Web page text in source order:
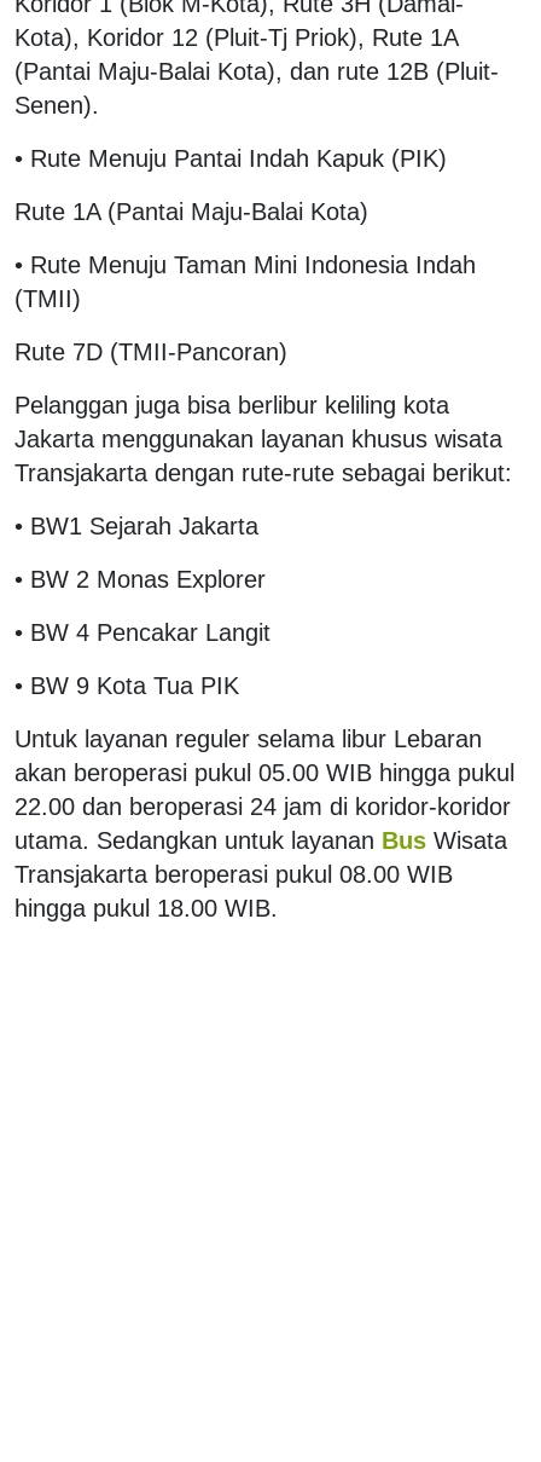
Kota), Koridor 12 (Pluit-Tj Priok), Rute 1A
(Pantai Maju-Balai Kota), dan rute 12B (Pluit-
Senen).
• Rute Menuju Pantai Indah Kapuk (PIK)
Rute 1A (Pantai Maju-Balai Kota)
• Rute Menuju Taman Mini Indonesia Indah
(TMII)
Rute 7D (TMII-Pancoran)
Pelanggan juga bisa berlibur keliling kota
Jakarta menggunakan layanan khusus wisata
Transjakarta dengan rute-rute sebagai berikut:
• BW1 Sejarah Jakarta
• BW 2 Monas Explorer
• BW 4 Pencakar Langit
• BW 9 Kota Tua PIK
Untuk layanan reguler selama libur Lebaran
akan beroperasi pukul 05.00 WIB hingga pukul
22.00 dan beroperasi 24 jam di koridor-koridor
utama. Sedangkan untuk layanan Bus Wisata
Transjakarta beroperasi pukul 08.00 WIB
hingga pukul 18.00 WIB.